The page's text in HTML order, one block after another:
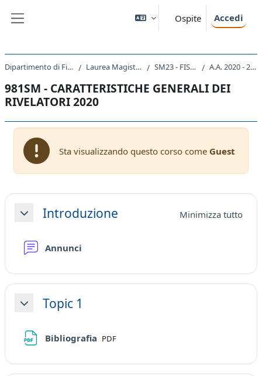
Ospite Accedi
Dipartimento di Fisica Laurea Magistrale SM23 - FISICA A.A. 2020 - 2021
981SM - CARATTERISTICHE GENERALI DEI
RIVELATORI 2020
Sta visualizzando questo corso come Guest
Schema della sezione
MinimizzaIntroduzione Minimizza tutto
Annunci
MinimizzaTopic 1
Bibliografia File
PDF